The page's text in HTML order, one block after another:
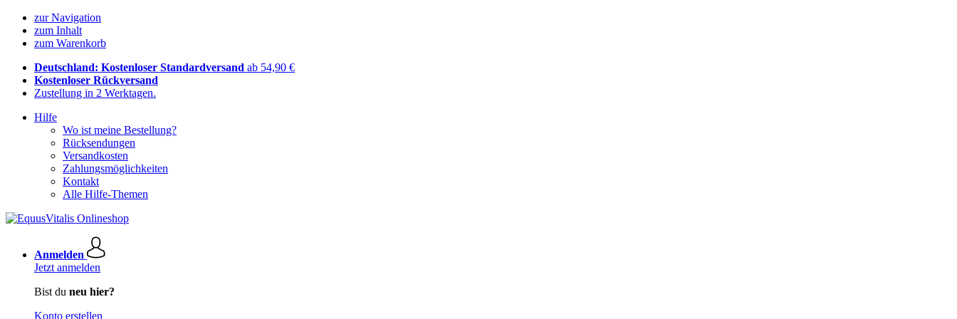
zur Navigation
zum Inhalt
zum Warenkorb
Deutschland: Kostenloser Standardversand ab 54,90 €
Kostenloser Rückversand
Zustellung in 2 Werktagen.
Hilfe
Wo ist meine Bestellung?
Rücksendungen
Versandkosten
Zahlungsmöglichkeiten
Kontakt
Alle Hilfe-Themen
Anmelden
Jetzt anmelden
Bist du neu hier?
Konto erstellen